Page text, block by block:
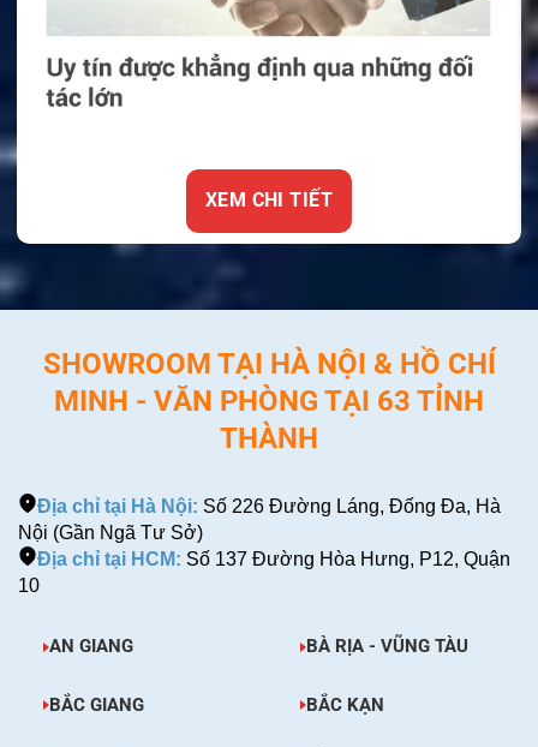
XEM CHI TIẾT
SHOWROOM TẠI HÀ NỘI & HỒ CHÍ
MINH - VĂN PHÒNG TẠI 63 TỈNH
THÀNH
Địa chỉ tại Hà Nội: Số 226 Đường Láng, Đống Đa, Hà
Nội (Gần Ngã Tư Sở)
Địa chỉ tại HCM: Số 137 Đường Hòa Hưng, P12, Quận
10
AN GIANG BÀ RỊA - VŨNG TÀU
BẮC GIANG BẮC KẠN